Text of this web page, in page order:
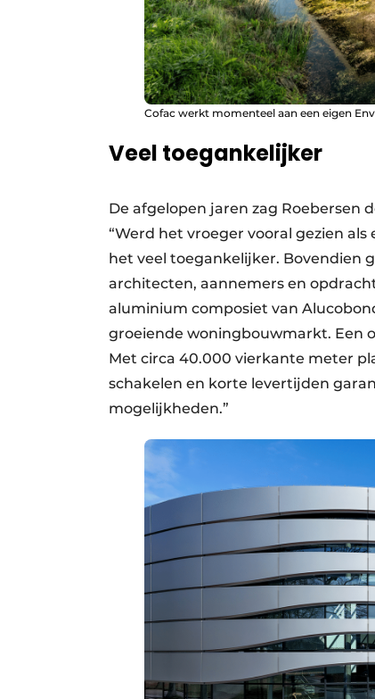
Cofac werkt momenteel aan een eigen
Veel toegankelijker
De afgelopen jaren zag Roebersen
“Werd het vroeger vooral gezien
het veel toegankelijker. Bovendien
architecten, aannemers en
aluminium composiet van
groeiende woningbouwmarkt. Een
Met circa 40.000 vierkante meter
schakelen en korte levertijden
mogelijkheden.”